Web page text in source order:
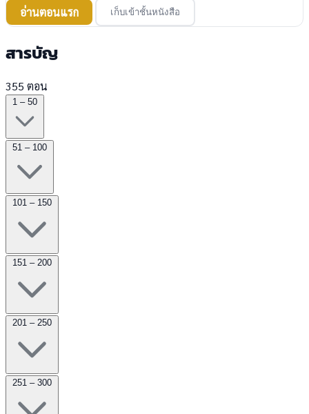
อ่านตอนแรก เก็บเข้าชั้นหนังสือ
สารบัญ
355 ตอน
1 – 50
51 – 100
101 – 150
151 – 200
201 – 250
251 – 300